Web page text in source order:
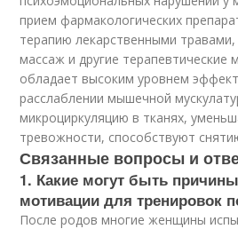
прием фармакологических
терапию лекарственными
массаж и другие
обладает высоким уровнем
расслаблении мышечной
микроциркуляцию в тканях,
тревожности, способствуют
Связанные вопросы и
1. Какие могут быть
мотивации для тренировок
После родов многие женщины